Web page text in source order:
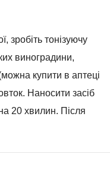
зробіть тонізуючу
виноградини,
купити в аптеці
Наносити засіб
20 хвилин. Після